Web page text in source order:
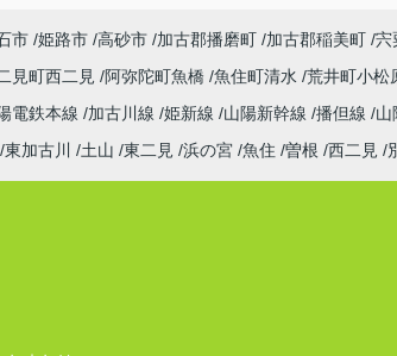
市 姫路市 高砂市 加古郡播磨町 加古郡稲美町 宍
見町西二見 阿弥陀町魚橋 魚住町清水 荒井町小松
電鉄本線 加古川線 姫新線 山陽新幹線 播但線 山
東加古川 土山 東二見 浜の宮 魚住 曽根 西二見